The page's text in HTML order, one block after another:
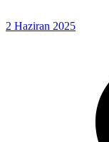
2 Haziran 2025